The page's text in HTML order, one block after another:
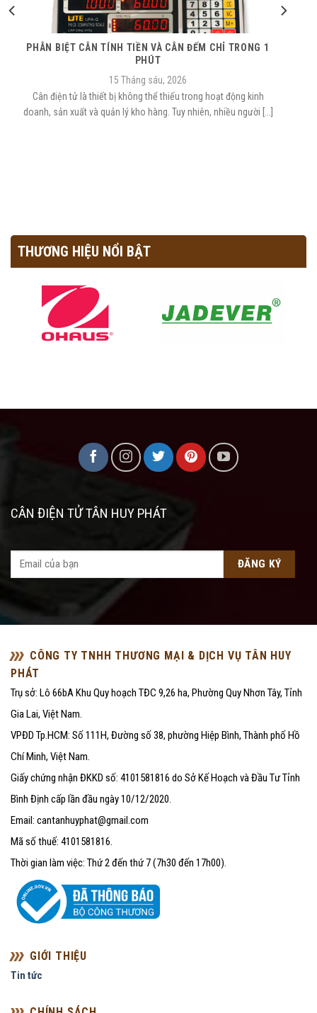
PHÂN BIỆT CÂN TÍNH TIỀN VÀ CÂN ĐẾM CHỈ TRONG 1
PHÚT
15 Tháng sáu, 2026
Cân điện tử là thiết bị không thể thiếu trong hoạt động kinh
doanh, sản xuất và quản lý kho hàng. Tuy nhiên, nhiều người [...]
THƯƠNG HIỆU NỔI BẬT
CÂN ĐIỆN TỬ TÂN HUY PHÁT
CÔNG TY TNHH THƯƠNG MẠI & DỊCH VỤ TÂN HUY
PHÁT
Trụ sở: Lô 66bA Khu Quy hoạch TĐC 9,26 ha, Phường Quy Nhơn Tây, Tỉnh
Gia Lai, Việt Nam.
VPĐD Tp.HCM: Số 111H, Đường số 38, phường Hiệp Bình, Thành phố Hồ
Chí Minh, Việt Nam.
Giấy chứng nhận ĐKKD số: 4101581816 do Sở Kế Hoạch và Đầu Tư Tỉnh
Bình Định cấp lần đầu ngày 10/12/2020.
Email: cantanhuyphat@gmail.com
Mã số thuế: 4101581816.
Thời gian làm việc: Thứ 2 đến thứ 7 (7h30 đến 17h00).
GIỚI THIỆU
Tin tức